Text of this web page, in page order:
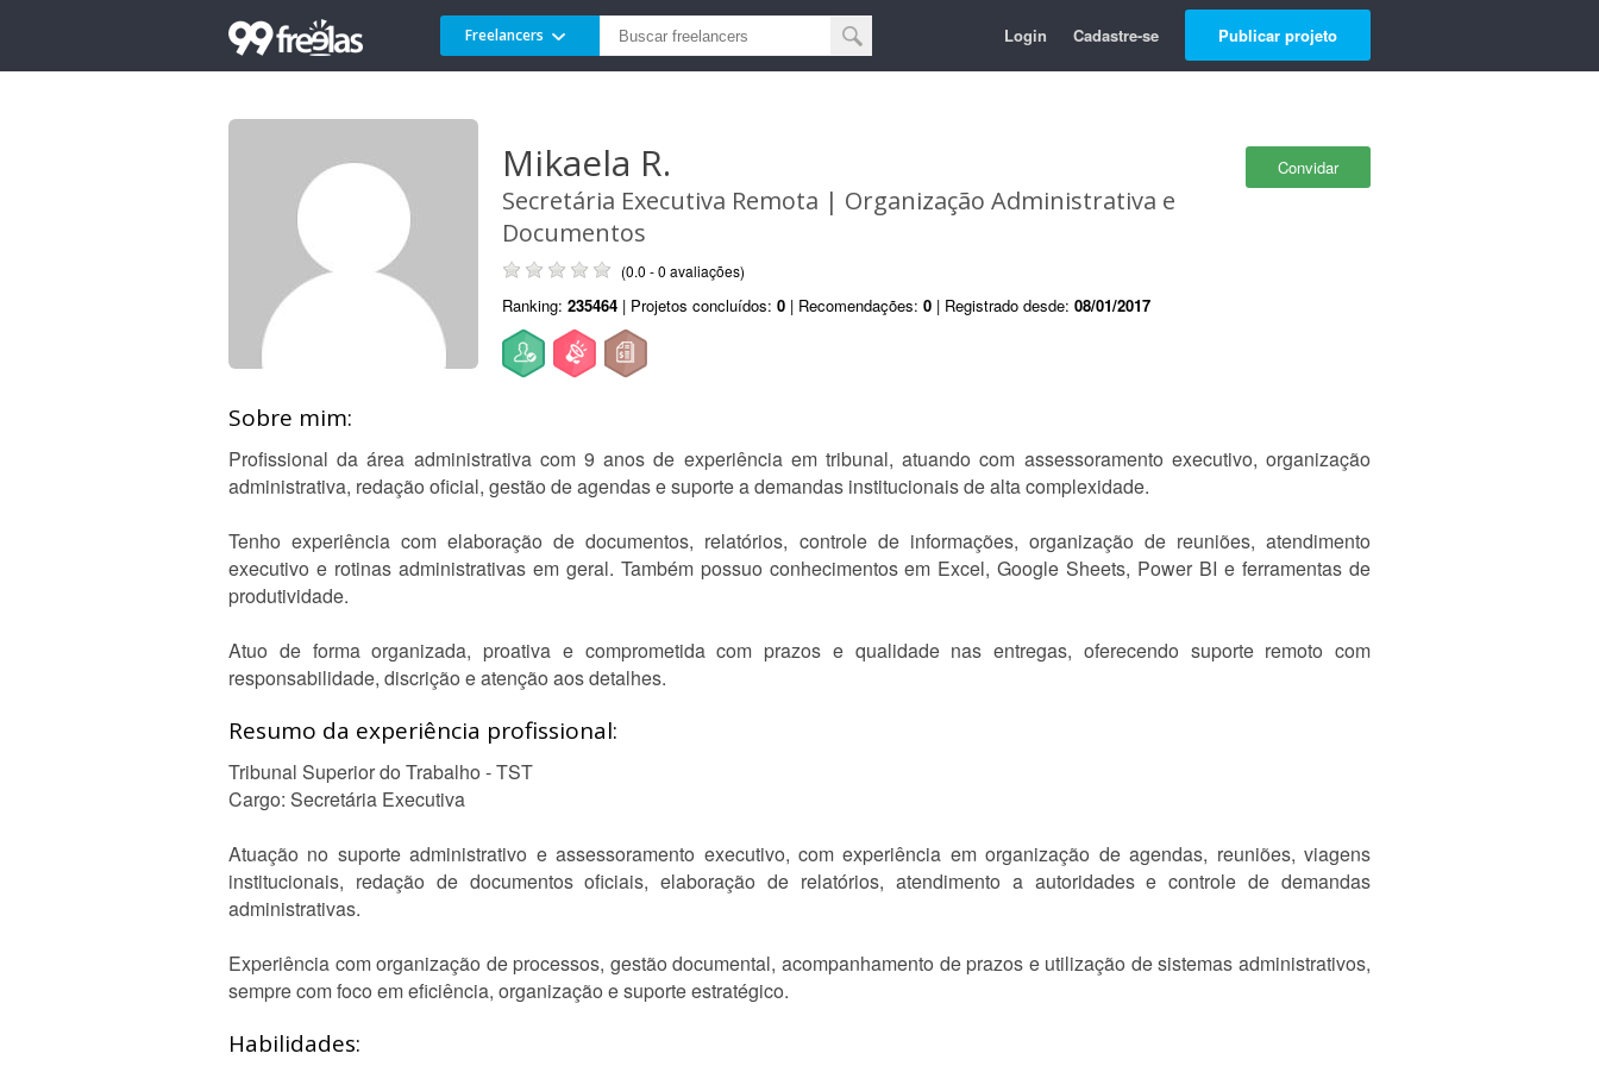
Freelancers Login Cadastre-se Publicar projeto
Convidar
Mikaela R.
Secretária Executiva Remota | Organização Administrativa e
Documentos
(0.0 - 0 avaliações)
Ranking: 235464 | Projetos concluídos: 0 | Recomendações: 0 | Registrado desde: 08/01/2017
Sobre mim:
Profissional da área administrativa com 9 anos de experiência em tribunal, atuando com assessoramento executivo, organização
administrativa, redação oficial, gestão de agendas e suporte a demandas institucionais de alta complexidade.
Tenho experiência com elaboração de documentos, relatórios, controle de informações, organização de reuniões, atendimento
executivo e rotinas administrativas em geral. Também possuo conhecimentos em Excel, Google Sheets, Power BI e ferramentas de
produtividade.
Atuo de forma organizada, proativa e comprometida com prazos e qualidade nas entregas, oferecendo suporte remoto com
responsabilidade, discrição e atenção aos detalhes.
Resumo da experiência profissional:
Tribunal Superior do Trabalho - TST
Cargo: Secretária Executiva
Atuação no suporte administrativo e assessoramento executivo, com experiência em organização de agendas, reuniões, viagens
institucionais, redação de documentos oficiais, elaboração de relatórios, atendimento a autoridades e controle de demandas
administrativas.
Experiência com organização de processos, gestão documental, acompanhamento de prazos e utilização de sistemas administrativos,
sempre com foco em eficiência, organização e suporte estratégico.
Habilidades: